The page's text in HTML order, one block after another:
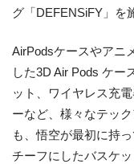
グ「DEFENSiFY」を
AirPodsケースやアニ
した3D Air Pods ケー
ット、ワイヤレス充
ーなど、様々なテッ
も、悟空が最初に持
チーフにしたバスケ